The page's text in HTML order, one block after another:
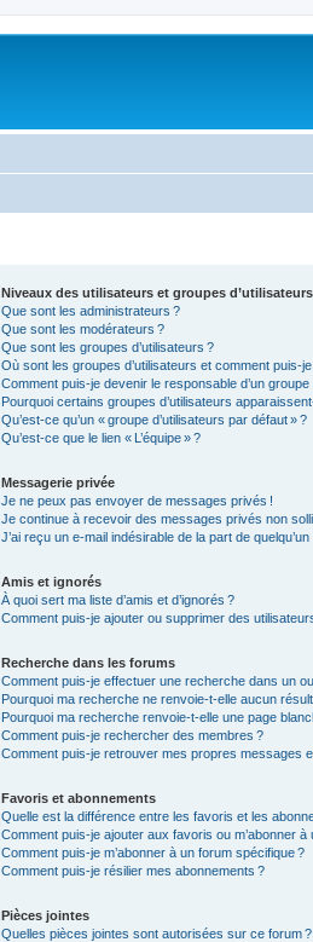
Niveaux des utilisateurs et groupes d’utilisateurs
Que sont les administrateurs ?
Que sont les modérateurs ?
Que sont les groupes d’utilisateurs ?
Où sont les groupes d’utilisateurs et comment puis-
Comment puis-je devenir le responsable d’un groupe
Pourquoi certains groupes d’utilisateurs
Qu’est-ce qu’un « groupe d’utilisateurs par défaut » ?
Qu’est-ce que le lien « L’équipe » ?
Messagerie privée
Je ne peux pas envoyer de messages privés !
Je continue à recevoir des messages privés non
J’ai reçu un e-mail indésirable de la part de
Amis et ignorés
À quoi sert ma liste d’amis et d’ignorés ?
Comment puis-je ajouter ou supprimer des
Recherche dans les forums
Comment puis-je effectuer une recherche dans un
Pourquoi ma recherche ne renvoie-t-elle aucun
Pourquoi ma recherche renvoie-t-elle une page
Comment puis-je rechercher des membres ?
Comment puis-je retrouver mes propres messages
Favoris et abonnements
Quelle est la différence entre les favoris et les
Comment puis-je ajouter aux favoris ou m’abonner à
Comment puis-je m’abonner à un forum spécifique ?
Comment puis-je résilier mes abonnements ?
Pièces jointes
Quelles pièces jointes sont autorisées sur ce forum ?